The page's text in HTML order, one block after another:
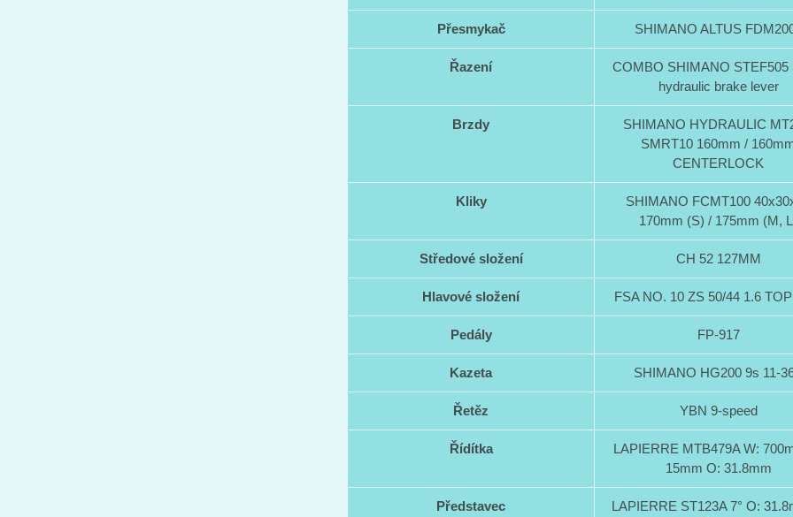
Přesmykač SHIMANO ALTUS
Řazení
COMBO SHIMANO STEF505
hydraulic brake lever
Brzdy
SHIMANO HYDRAULIC
SMRT10 160mm /
CENTERLOCK
Kliky
SHIMANO FCMT100
170mm (S) / 175mm (M,
Středové složení CH 52 127MM
Hlavové složení FSA NO. 10 ZS 50/44 1.6
Pedály FP-917
Kazeta SHIMANO HG200 9s 11-
Řetěz YBN 9-speed
Řídítka
LAPIERRE MTB479A W:
15mm O: 31.8mm
Představec
LAPIERRE ST123A 7° O: